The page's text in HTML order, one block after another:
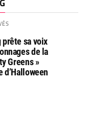
sa voix
de la
Greens »
d’Halloween